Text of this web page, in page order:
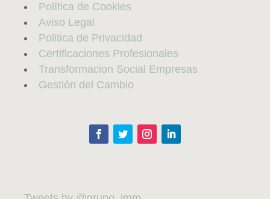
Política de Cookies
Aviso Legal
Politica de Privacidad
Certificaciones Profesionales
Transformacion Social Empresas
Gestión del Cambio